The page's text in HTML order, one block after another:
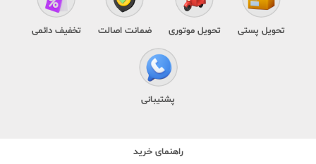
تحویل پستی تحویل موتوری ضمانت اصالت تخفیف دائمی
پشتیبانی
راهنمای خرید